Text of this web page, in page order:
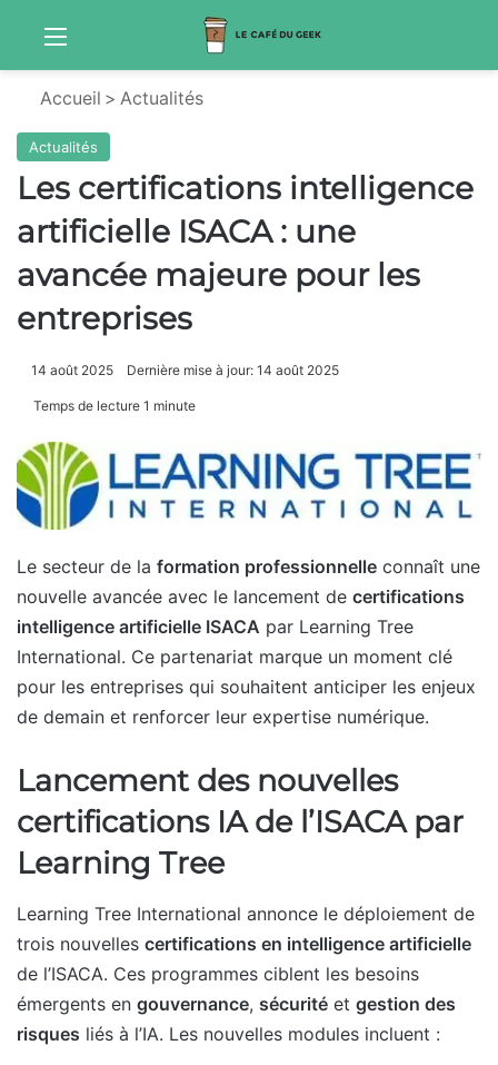
Accueil > Actualités
Actualités
Les certifications intelligence
artificielle ISACA : une
avancée majeure pour les
entreprises
14 août 2025 Dernière mise à jour: 14 août 2025
Temps de lecture 1 minute
Le secteur de la formation professionnelle connaît une
nouvelle avancée avec le lancement de certifications
intelligence artificielle ISACA par Learning Tree
International. Ce partenariat marque un moment clé
pour les entreprises qui souhaitent anticiper les enjeux
de demain et renforcer leur expertise numérique.
Lancement des nouvelles
certifications IA de l’ISACA par
Learning Tree
Learning Tree International annonce le déploiement de
trois nouvelles certifications en intelligence artificielle
de l’ISACA. Ces programmes ciblent les besoins
émergents en gouvernance, sécurité et gestion des
risques liés à l’IA. Les nouvelles modules incluent :